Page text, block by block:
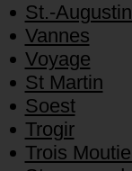
St.-
Vannes
Voyage
St Martin
Soest
Trogir
Trois